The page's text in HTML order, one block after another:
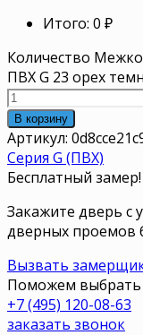
Итого: 0 ₽
Количество
ПВХ G 23 орех
В корзину
Артикул:
Серия G (ПВХ)
Бесплатный замер!
Закажите дверь с
дверных проемов
Вызвать
Поможем выбрать
+7 (495) 120-08-63
заказать звонок